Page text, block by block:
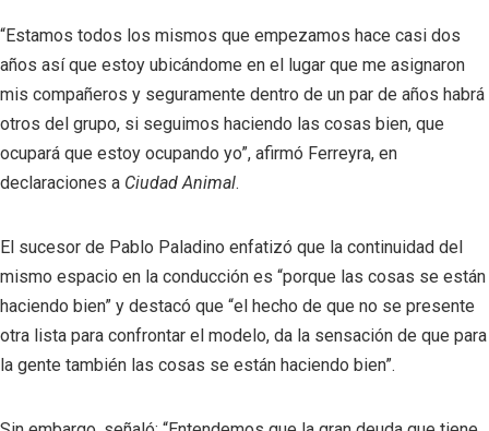
“Estamos todos los mismos que empezamos hace casi dos
años así que estoy ubicándome en el lugar que me asignaron
mis compañeros y seguramente dentro de un par de años habrá
otros del grupo, si seguimos haciendo las cosas bien, que
ocupará que estoy ocupando yo”, afirmó Ferreyra, en
declaraciones a Ciudad Animal.
El sucesor de Pablo Paladino enfatizó que la continuidad del
mismo espacio en la conducción es “porque las cosas se están
haciendo bien” y destacó que “el hecho de que no se presente
otra lista para confrontar el modelo, da la sensación de que para
la gente también las cosas se están haciendo bien”.